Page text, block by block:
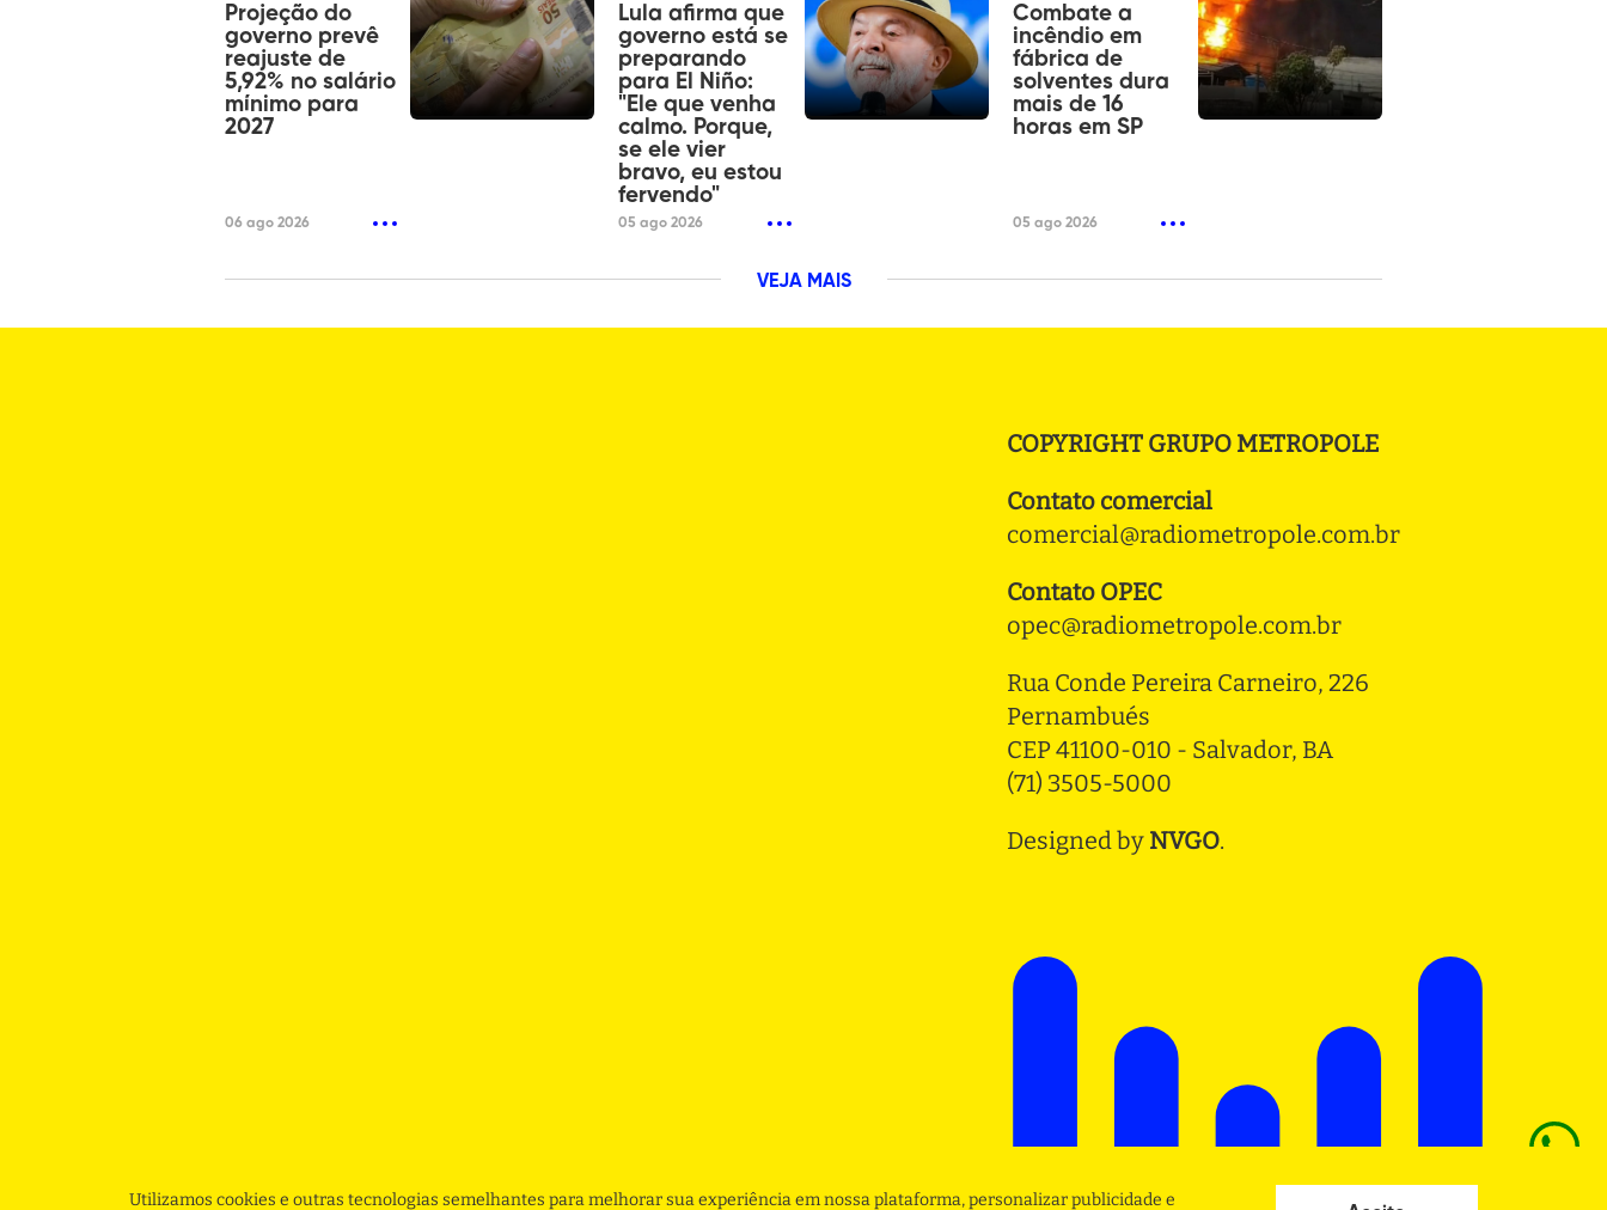
Projeção do
governo prevê
reajuste de
5,92% no salário
mínimo para
2027
06 ago 2026
Lula afirma que
governo está se
preparando
para El Niño:
"Ele que venha
calmo. Porque,
se ele vier
bravo, eu estou
fervendo"
05 ago 2026
Combate a
incêndio em
fábrica de
solventes dura
mais de 16
horas em SP
05 ago 2026
VEJA MAIS
COPYRIGHT GRUPO METROPOLE
Contato comercial
comercial@radiometropole.com.br
Contato OPEC
opec@radiometropole.com.br
Rua Conde Pereira Carneiro, 226
Pernambués
CEP 41100-010 - Salvador, BA
(71) 3505-5000
Designed by NVGO.
Utilizamos cookies e outras tecnologias semelhantes para melhorar sua experiência em nossa plataforma, personalizar publicidade e